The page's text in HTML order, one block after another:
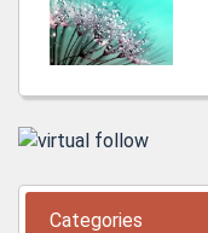
Categories